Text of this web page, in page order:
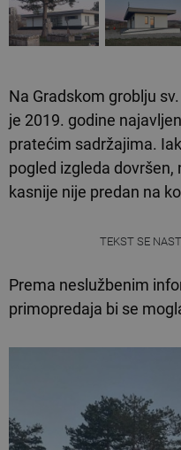
Na Gradskom groblju
je 2019. godine
pratećim sadržajima.
pogled izgleda
kasnije nije predan na
TEKST SE
Prema neslužbenim
primopredaja bi se